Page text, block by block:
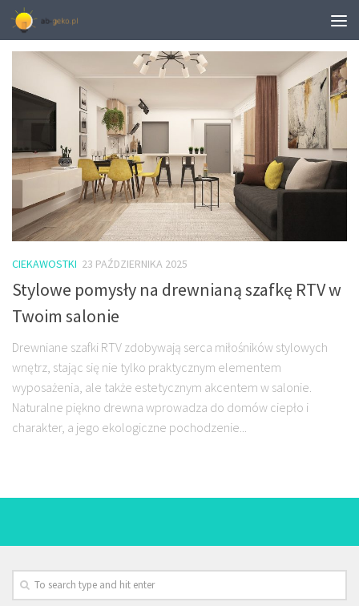
MONTHLY ARCHIVE:
CIEKAWOSTKI 23 PAŹDZIERNIKA 2025
Stylowe pomysły na drewnianą szafkę RTV w
Twoim salonie
Drewniane szafki RTV zdobywają serca miłośników stylowych
wnętrz, stając się nie tylko praktycznym elementem
wyposażenia, ale także estetycznym akcentem w salonie.
Naturalne piękno drewna wprowadza do domów ciepło i
charakter, a jego ekologiczne pochodzenie...